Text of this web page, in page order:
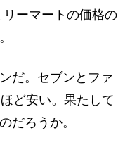
ーマートの価格の
だ。セブンとファ
ど安い。果たして
だろうか。